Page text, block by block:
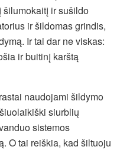
ir sušildo
ir šildomas grindis,
Ir tai dar ne viskas:
ir buitinį karštą
naudojami šildymo
siurblių
sistemos
O tai reiškia, kad šiltuoju